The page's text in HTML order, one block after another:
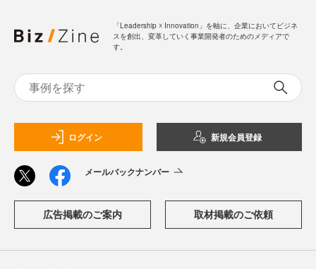
「Leadership ☓ Innovation」を軸に、企業においてビジネ
スを創出、変革していく事業開発者のためのメディアで
す。
ログイン 新規会員登録
メールバックナンバー
広告掲載のご案内 取材掲載のご依頼